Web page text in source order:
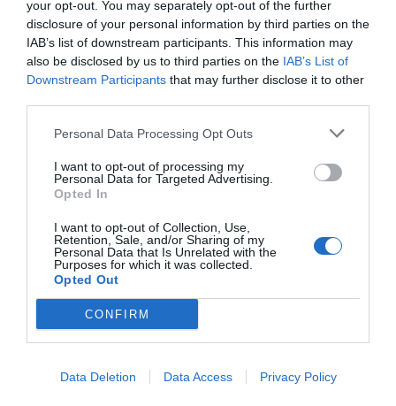
your opt-out. You may separately opt-out of the further
disclosure of your personal information by third parties on the
IAB’s list of downstream participants. This information may
also be disclosed by us to third parties on the IAB’s List of
Downstream Participants that may further disclose it to other
Personal Data Processing Opt Outs
I want to opt-out of processing my
Personal Data for Targeted Advertising.
Opted In
I want to opt-out of Collection, Use,
Retention, Sale, and/or Sharing of my
Personal Data that Is Unrelated with the
Purposes for which it was collected.
Opted Out
CONFIRM
Data Deletion Data Access Privacy Policy
ΟΝΟΜΑ
ΤΙΤΛΟΣ
ΣΧΟΛΙΟ